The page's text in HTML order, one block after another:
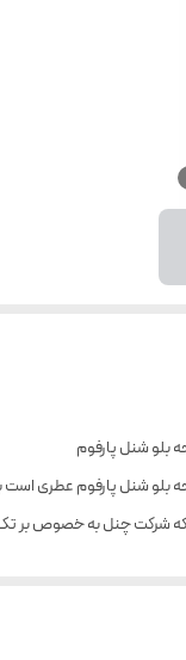
بلو شنل پارفوم
عطری است با رایحه خنک و تلخ .
شرکت چنل به خصوص بر
شیرین گریپ فروت